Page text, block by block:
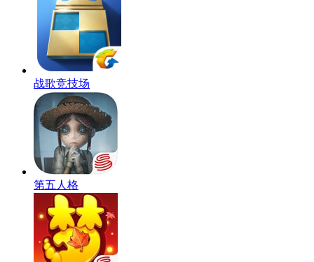
战歌竞技场
第五人格